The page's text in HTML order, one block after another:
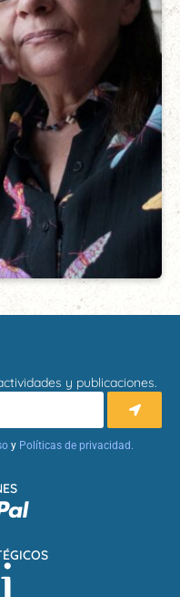
y publicaciones.
y Políticas de privacidad.